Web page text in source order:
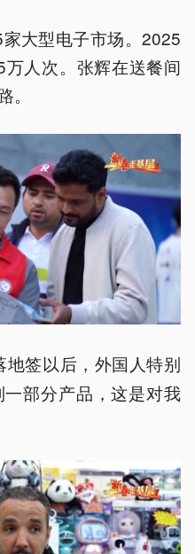
大型电子市场。2025
人次。张辉在送餐间
地签以后，外国人特别
部分产品，这是对我